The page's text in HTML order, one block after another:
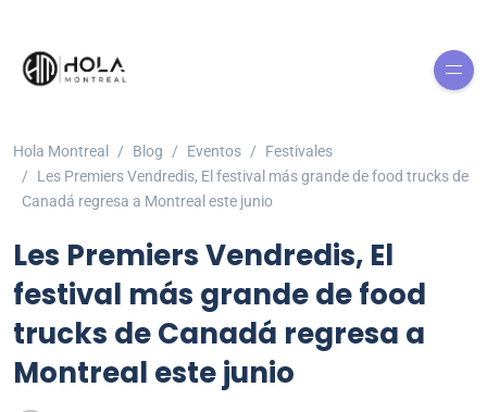
Hola Montreal Blog Eventos
Festivales
Les Premiers Vendredis, El festival más grande de food trucks de
Canadá regresa a Montreal este junio
Les Premiers Vendredis, El
festival más grande de food
trucks de Canadá regresa a
Montreal este junio